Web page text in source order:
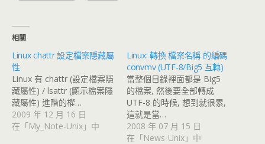
相關
Linux chattr 設定檔案隱藏屬
性
Linux 有 chattr (設定檔案隱
藏屬性) / lsattr (顯示檔案隱
藏屬性) 進階的權…
2009 年 12 月 16 日
在「My_Note-Unix」中
Linux: 轉換 檔案名稱 的編碼
convmv (UTF-8/Big5 互轉)
當整個目錄裡面都是 Big5
的檔案, 然後要全部轉成
UTF-8 的時候, 想到就很累,
這就是當…
2008 年 07 月 15 日
在「News-Unix」中